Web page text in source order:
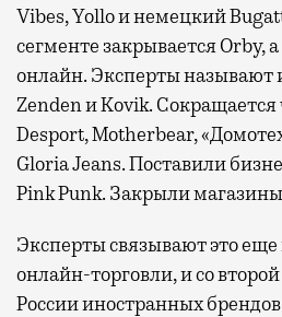
Vibes, Yollo и немецкий
сегменте закрывается Orby,
онлайн. Эксперты называют
Zenden и Kovik. Сокращается
Desport, Motherbear,
Gloria Jeans. Поставили
Pink Punk. Закрыли магазины
Эксперты связывают это еще
онлайн-торговли, и со
России иностранных